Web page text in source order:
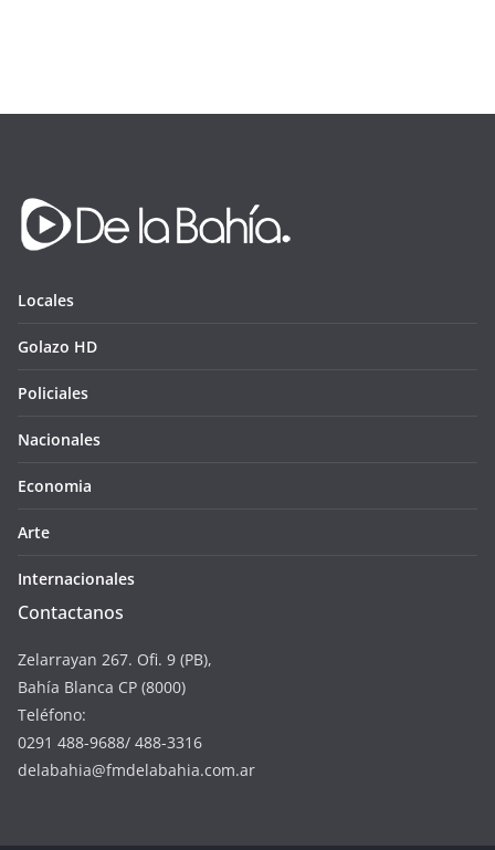
Locales
Golazo HD
Policiales
Nacionales
Economia
Arte
Internacionales
Contactanos
Zelarrayan 267. Ofi. 9 (PB),
Bahía Blanca CP (8000)
Teléfono:
0291 488-9688/ 488-3316
delabahia@fmdelabahia.com.ar